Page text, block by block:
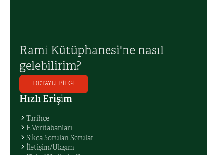
Rami Kütüphanesi'ne nasıl
gelebilirim?
DETAYLI BİLGİ
Hızlı Erişim
Tarihçe
E-Veritabanları
Sıkça Sorulan Sorular
İletişim/Ulaşım